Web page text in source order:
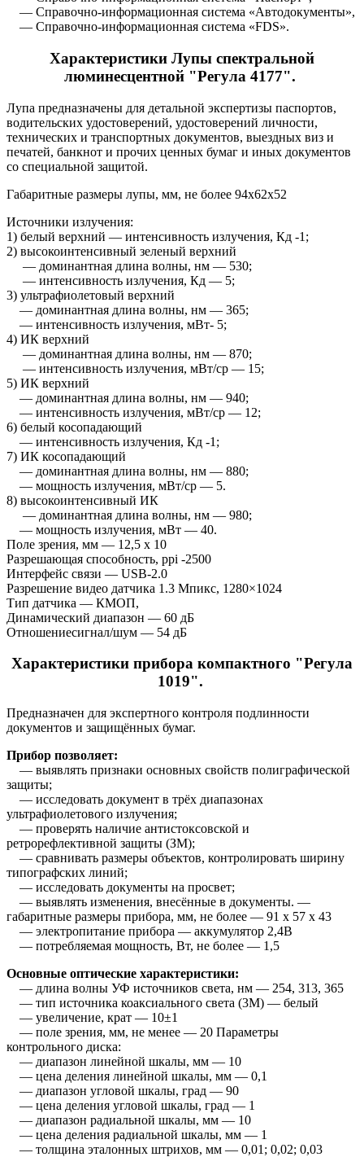
— Справочно-информационная система «Автодокументы»,
— Справочно-информационная система «FDS».
Характеристики Лупы спектральной
люминесцентной "Регула 4177".
Лупа предназначены для детальной экспертизы паспортов,
водительских удостоверений, удостоверений личности,
технических и транспортных документов, выездных виз и
печатей, банкнот и прочих ценных бумаг и иных документов
со специальной защитой.
Габаритные размеры лупы, мм, не более 94x62x52
Источники излучения:
1) белый верхний — интенсивность излучения, Кд -1;
2) высокоинтенсивный зеленый верхний
— доминантная длина волны, нм — 530;
— интенсивность излучения, Кд — 5;
3) ультрафиолетовый верхний
— доминантная длина волны, нм — 365;
— интенсивность излучения, мВт- 5;
4) ИК верхний
— доминантная длина волны, нм — 870;
— интенсивность излучения, мВт/ср — 15;
5) ИК верхний
— доминантная длина волны, нм — 940;
— интенсивность излучения, мВт/ср — 12;
6) белый косопадающий
— интенсивность излучения, Кд -1;
7) ИК косопадающий
— доминантная длина волны, нм — 880;
— мощность излучения, мВт/ср — 5.
8) высокоинтенсивный ИК
— доминантная длина волны, нм — 980;
— мощность излучения, мВт — 40.
Поле зрения, мм — 12,5 x 10
Разрешающая способность, ppi -2500
Интерфейс связи — USB-2.0
Разрешение видео датчика 1.3 Мпикс, 1280×1024
Тип датчика — КМОП,
Динамический диапазон — 60 дБ
Отношениесигнал/шум — 54 дБ
Характеристики прибора компактного "Регула
1019".
Предназначен для экспертного контроля подлинности
документов и защищённых бумаг.
Прибор позволяет:
— выявлять признаки основных свойств полиграфической
защиты;
— исследовать документ в трёх диапазонах
ультрафиолетового излучения;
— проверять наличие антистоксовской и
ретрорефлективной защиты (ЗМ);
— сравнивать размеры объектов, контролировать ширину
типографских линий;
— исследовать документы на просвет;
— выявлять изменения, внесённые в документы. —
габаритные размеры прибора, мм, не более — 91 х 57 х 43
— электропитание прибора — аккумулятор 2,4В
— потребляемая мощность, Вт, не более — 1,5
Основные оптические характеристики:
— длина волны УФ источников света, нм — 254, 313, 365
— тип источника коаксиального света (3М) — белый
— увеличение, крат — 10±1
— поле зрения, мм, не менее — 20 Параметры
контрольного диска:
— диапазон линейной шкалы, мм — 10
— цена деления линейной шкалы, мм — 0,1
— диапазон угловой шкалы, град — 90
— цена деления угловой шкалы, град — 1
— диапазон радиальной шкалы, мм — 10
— цена деления радиальной шкалы, мм — 1
— толщина эталонных штрихов, мм — 0,01; 0,02; 0,03